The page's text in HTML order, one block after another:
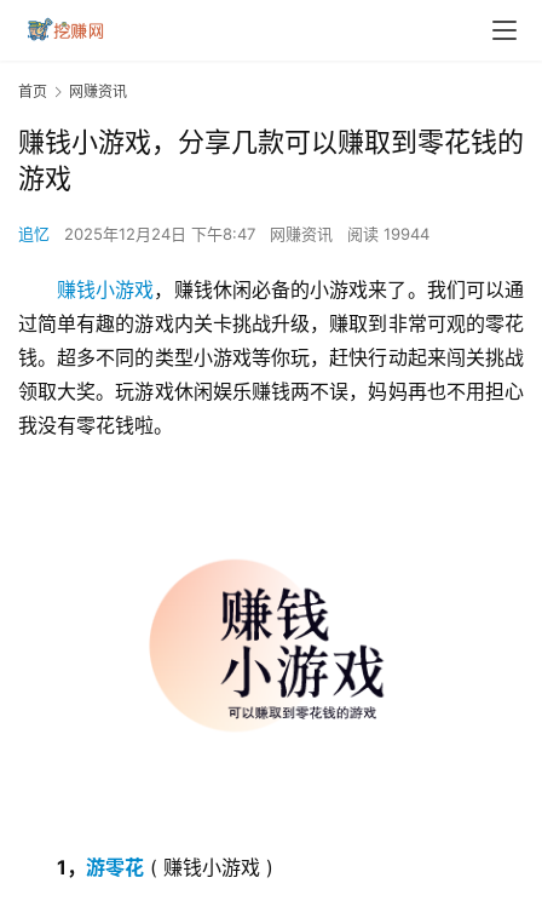
首页 网赚资讯
赚钱小游戏，分享几款可以赚取到零花钱的
游戏
追忆 2025年12月24日 下午8:47 网赚资讯 阅读 19944
赚钱小游戏，赚钱休闲必备的小游戏来了。我们可以通
过简单有趣的游戏内关卡挑战升级，赚取到非常可观的零花
钱。超多不同的类型小游戏等你玩，赶快行动起来闯关挑战
领取大奖。玩游戏休闲娱乐赚钱两不误，妈妈再也不用担心
我没有零花钱啦。
1， 游零花 ( 赚钱小游戏 )